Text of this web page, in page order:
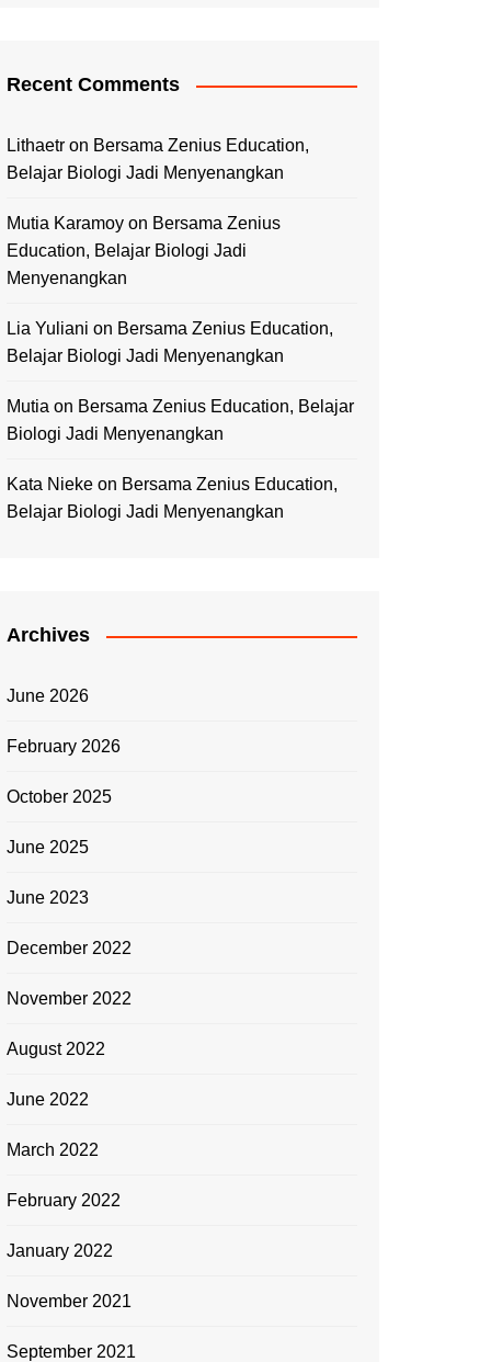
Recent Comments
Lithaetr on Bersama Zenius Education,
Belajar Biologi Jadi Menyenangkan
Mutia Karamoy on Bersama Zenius
Education, Belajar Biologi Jadi
Menyenangkan
Lia Yuliani on Bersama Zenius Education,
Belajar Biologi Jadi Menyenangkan
Mutia on Bersama Zenius Education, Belajar
Biologi Jadi Menyenangkan
Kata Nieke on Bersama Zenius Education,
Belajar Biologi Jadi Menyenangkan
Archives
June 2026
February 2026
October 2025
June 2025
June 2023
December 2022
November 2022
August 2022
June 2022
March 2022
February 2022
January 2022
November 2021
September 2021